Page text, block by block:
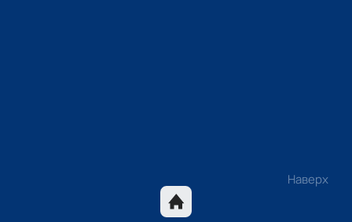
Наверх